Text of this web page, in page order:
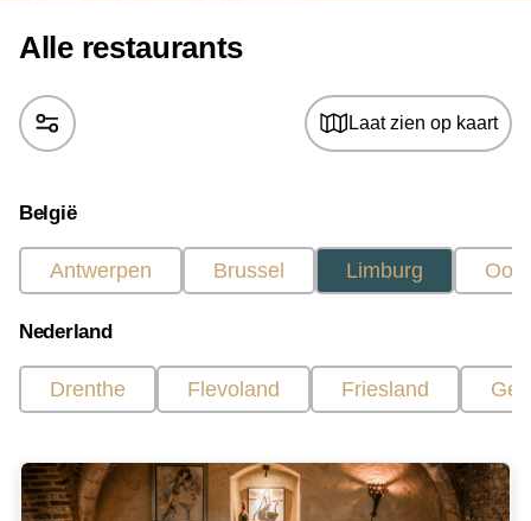
Alle restaurants
Laat zien op kaart
België
Antwerpen Brussel Limburg
Nederland
Drenthe Flevoland Friesland